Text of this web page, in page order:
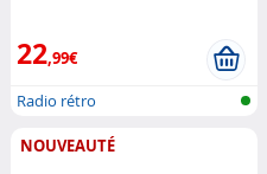
22,99€
Radio rétro
NOUVEAUTÉ